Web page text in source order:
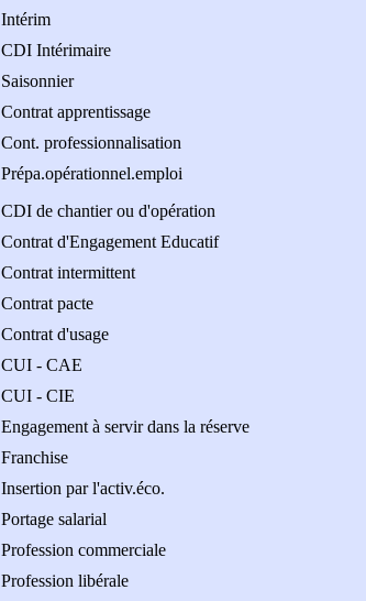
Intérim
CDI Intérimaire
Saisonnier
Contrat apprentissage
Cont. professionnalisation
Prépa.opérationnel.emploi
CDI de chantier ou d'opération
Contrat d'Engagement Educatif
Contrat intermittent
Contrat pacte
Contrat d'usage
CUI - CAE
CUI - CIE
Engagement à servir dans la réserve
Franchise
Insertion par l'activ.éco.
Portage salarial
Profession commerciale
Profession libérale